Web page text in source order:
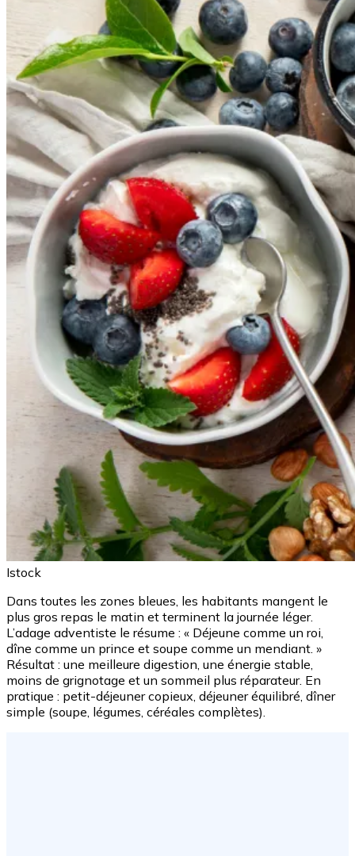
Istock
Dans toutes les zones bleues, les habitants mangent le
plus gros repas le matin et terminent la journée léger.
L’adage adventiste le résume : « Déjeune comme un roi,
dîne comme un prince et soupe comme un mendiant. »
Résultat : une meilleure digestion, une énergie stable,
moins de grignotage et un sommeil plus réparateur. En
pratique : petit-déjeuner copieux, déjeuner équilibré, dîner
simple (soupe, légumes, céréales complètes).